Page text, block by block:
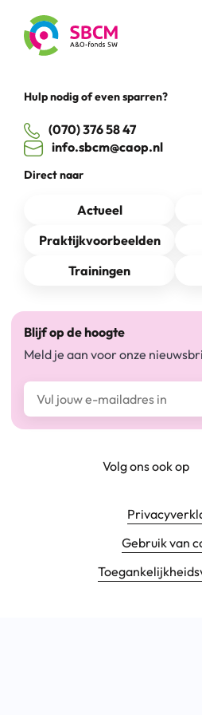
inhoud
Hulp nodig of even sparren?
(070) 376 58 47
info.sbcm@caop.nl
Direct naar
Actueel
Praktijkvoorbeelden
Trainingen
Blijf op de hoogte
Meld je aan voor onze
E-mailadres*
Footer navigatie
Gebruik van
Volg ons ook op